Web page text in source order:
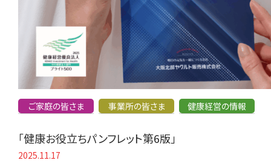
ご家庭の皆さま 事業所の皆さま 健康経営の情報
「健康お役立ちパンフレット第6版」
2025.11.17